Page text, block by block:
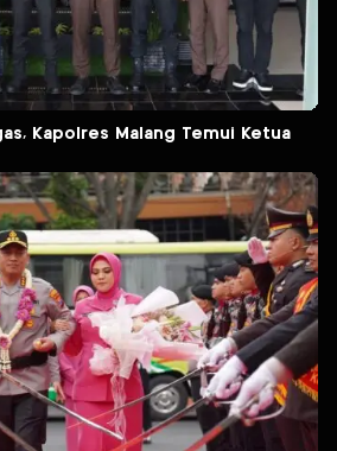
Kapolres Malang Temui Ketua